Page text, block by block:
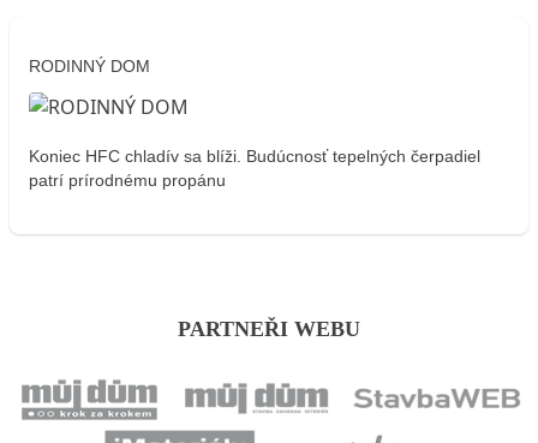
RODINNÝ DOM
Koniec HFC chladív sa blíži. Budúcnosť tepelných čerpadiel
patrí prírodnému propánu
PARTNEŘI WEBU